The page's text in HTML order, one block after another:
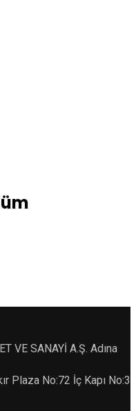
VE SANAYİ A.Ş. Adına
Plaza No:72 İç Kapı No:3